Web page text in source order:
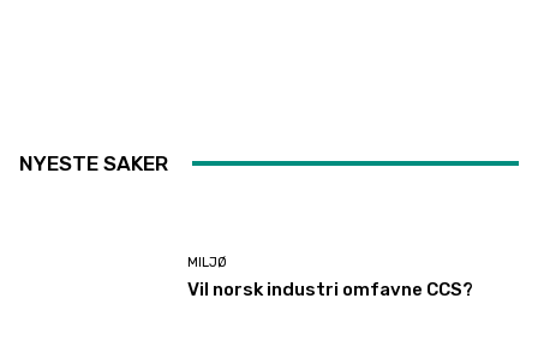
NYESTE SAKER
MILJØ
Vil norsk industri omfavne CCS?